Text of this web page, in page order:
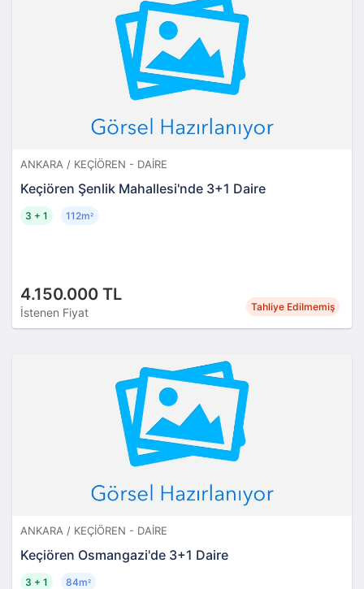
ANKARA / KEÇIÖREN - DAIRE
Keçiören Şenlik Mahallesi'nde 3+1 Daire
4.150.000 TL
İstenen Fiyat Tahliye Edilmemiş
3 + 1 112m²
ANKARA / KEÇIÖREN - DAIRE
Keçiören Osmangazi'de 3+1 Daire
3 + 1 84m²